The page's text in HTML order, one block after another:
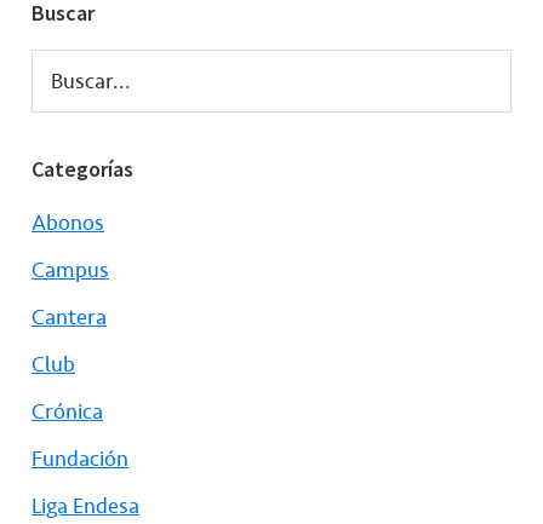
Buscar
Buscar...
Categorías
Abonos
Campus
Cantera
Club
Crónica
Fundación
Liga Endesa